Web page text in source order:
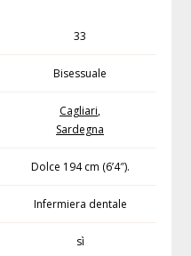
33
Bisessuale
Cagliari,
Sardegna
Dolce 194 cm (6’4″).
Infermiera dentale
sì